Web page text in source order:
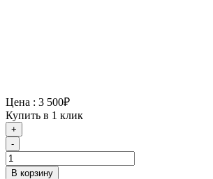
Цена : 3 500₽
Купить в 1 клик
+
-
В корзину